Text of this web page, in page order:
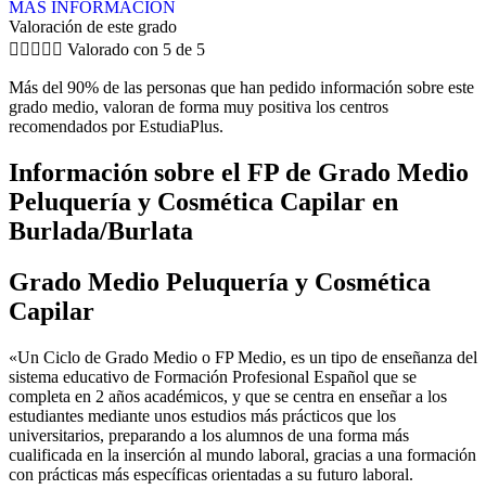
MÁS INFORMACIÓN
Valoración de este grado
     Valorado con 5 de 5
Más del 90% de las personas que han pedido información sobre este
grado medio, valoran de forma muy positiva los centros
recomendados por EstudiaPlus.
Información sobre el FP de Grado Medio
Peluquería y Cosmética Capilar en
Burlada/Burlata
Grado Medio Peluquería y Cosmética
Capilar
«Un Ciclo de Grado Medio o FP Medio, es un tipo de enseñanza del
sistema educativo de Formación Profesional Español que se
completa en 2 años académicos, y que se centra en enseñar a los
estudiantes mediante unos estudios más prácticos que los
universitarios, preparando a los alumnos de una forma más
cualificada en la inserción al mundo laboral, gracias a una formación
con prácticas más específicas orientadas a su futuro laboral.